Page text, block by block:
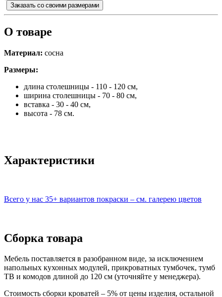
Заказать со своими размерами
О товаре
Материал: сосна
Размеры:
длина столешницы - 110 - 120 см,
ширина столешницы - 70 - 80 см,
вставка - 30 - 40 см,
высота - 78 см.
Характеристики
Всего у нас 35+ вариантов покраски – см. галерею цветов
Сборка товара
Мебель поставляется в разобранном виде, за исключением
напольных кухонных модулей, прикроватных тумбочек, тумб
ТВ и комодов длиной до 120 см (уточняйте у менеджера).
Стоимость сборки кроватей – 5% от цены изделия, остальной